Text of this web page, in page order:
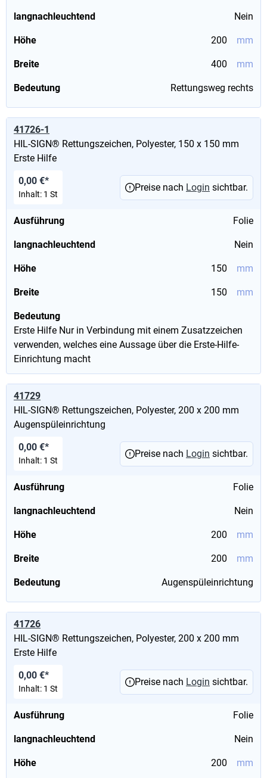
langnachleuchtend Nein
Höhe 200 mm
Breite 400 mm
Bedeutung Rettungsweg rechts
41726-1
HIL-SIGN® Rettungszeichen, Polyester, 150 x 150 mm
Erste Hilfe
Ausführung Folie
langnachleuchtend Nein
Höhe 150 mm
Breite 150 mm
Bedeutung
Erste Hilfe Nur in Verbindung mit einem Zusatzzeichen
verwenden, welches eine Aussage über die Erste-Hilfe-
Einrichtung macht
0,00 €*
Inhalt: 1 St
Preise nach Login sichtbar.
41729
HIL-SIGN® Rettungszeichen, Polyester, 200 x 200 mm
Augenspüleinrichtung
Ausführung Folie
langnachleuchtend Nein
Höhe 200 mm
Breite 200 mm
Bedeutung Augenspüleinrichtung
0,00 €*
Inhalt: 1 St
Preise nach Login sichtbar.
41726
HIL-SIGN® Rettungszeichen, Polyester, 200 x 200 mm
Erste Hilfe
Ausführung Folie
langnachleuchtend Nein
Höhe 200 mm
0,00 €*
Inhalt: 1 St
Preise nach Login sichtbar.